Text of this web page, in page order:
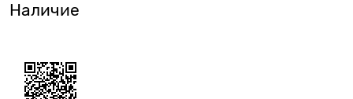
Наличие